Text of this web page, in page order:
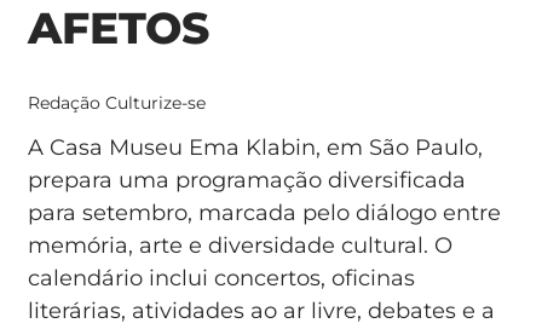
AFETOS
Redação Culturize-se
A Casa Museu Ema Klabin, em São Paulo,
prepara uma programação diversificada
para setembro, marcada pelo diálogo entre
memória, arte e diversidade cultural. O
calendário inclui concertos, oficinas
literárias, atividades ao ar livre, debates e a